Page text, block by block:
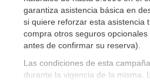
¿Incluye algún seguro de viaje
¿Cuáles son las condiciones
reservas de viajes?
garantiza asistencia básica en
si quiere reforzar esta asistencia
compra otros seguros
antes de confirmar su reserva)
Las condiciones de esta
durante la vigencia de la misma.